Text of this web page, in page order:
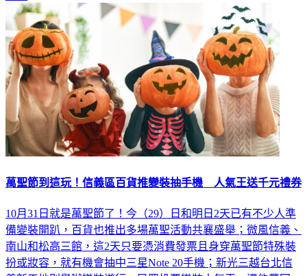
萬聖節到這玩！信義區百貨推變裝抽手機 人氣王送千元禮券
10月31日就是萬聖節了！今（29）日和明日2天已有不少人準
備變裝開趴，百貨也推出多場萬聖活動共襄盛舉；微風信義、
南山和松高三館，這2天只要憑消費發票且身穿萬聖節特殊裝
扮或妝容，就有機會抽中三星Note 20手機；新光三越台北信